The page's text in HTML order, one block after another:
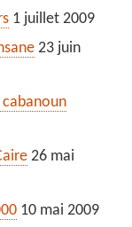
1 juillet 2009
23 juin
26 mai
10 mai 2009